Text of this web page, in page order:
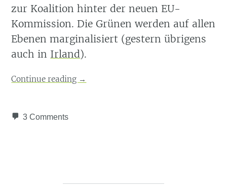
zur Koalition hinter der neuen EU-
Kommission. Die Grünen werden auf allen
Ebenen marginalisiert (gestern übrigens
auch in Irland).
Continue reading →
3 Comments